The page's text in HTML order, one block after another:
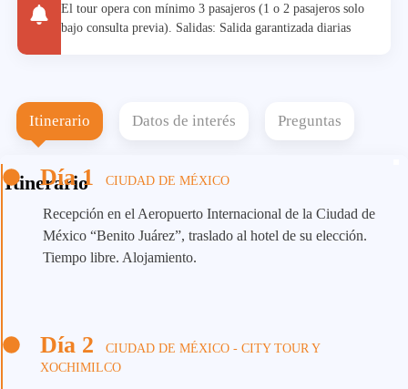
El tour opera con mínimo 3 pasajeros (1 o 2 pasajeros solo
bajo consulta previa). Salidas: Salida garantizada diarias
Itinerario Datos de interés Preguntas
Itinerario
Día 1 CIUDAD DE MÉXICO
Recepción en el Aeropuerto Internacional de la Ciudad de
México “Benito Juárez”, traslado al hotel de su elección.
Tiempo libre. Alojamiento.
Día 2
CIUDAD DE MÉXICO - CITY TOUR Y
XOCHIMILCO